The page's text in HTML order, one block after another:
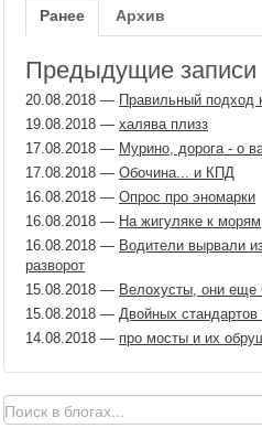
Ранее Архив
Предыдущие записи
20.08.2018 — Правильный подход
19.08.2018 — халява плизз
17.08.2018 — Мурино, дорога - о
17.08.2018 — Обочина... и КПД
16.08.2018 — Опрос про эномарки
16.08.2018 — На жигуляке к морям
16.08.2018 — Водители вырвали
разворот
15.08.2018 — Велохусты, они еще
15.08.2018 — Двойных стандартов
14.08.2018 — про мосты и их